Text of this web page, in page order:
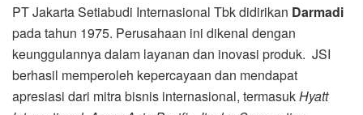
PT Jakarta Setiabudi Internasional Tbk didirikan Darmadi
pada tahun 1975. Perusahaan ini dikenal dengan
keunggulannya dalam layanan dan inovasi produk. JSI
berhasil memperoleh kepercayaan dan mendapat
apresiasi dari mitra bisnis internasional, termasukHyatt